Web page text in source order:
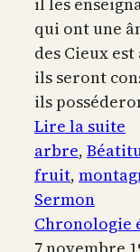
qui ont une
des Cieux
ils seront
ils
Lire la suite
arbre,
fruit,
Sermon
Chronologie